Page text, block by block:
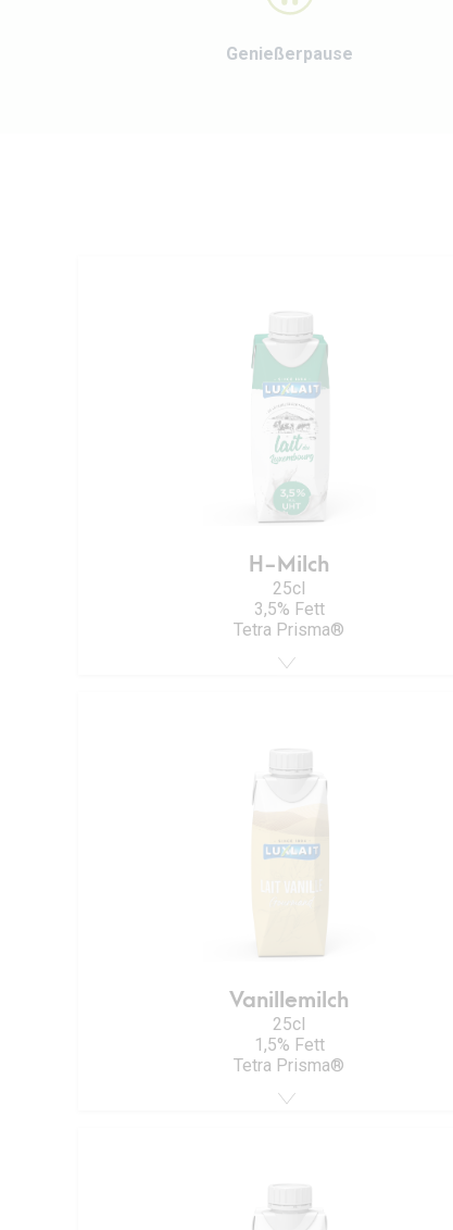
Genießerpause
H-Milch
25cl
3,5% Fett
Tetra Prisma®
Vanillemilch
25cl
1,5% Fett
Tetra Prisma®